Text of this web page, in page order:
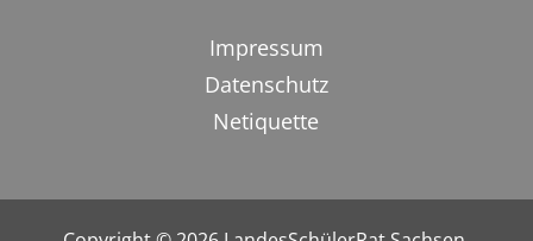
Impressum
Datenschutz
Netiquette